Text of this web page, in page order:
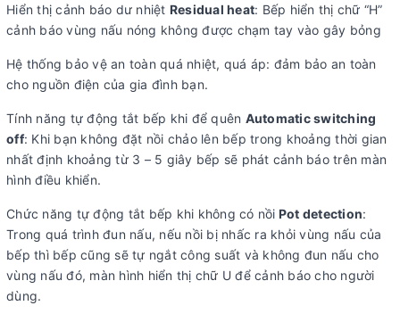
Hiển thị cảnh báo dư nhiệt Residual heat: Bếp hiển thị chữ “H”
cảnh báo vùng nấu nóng không được chạm tay vào gây bỏng
Hệ thống bảo vệ an toàn quá nhiệt, quá áp: đảm bảo an toàn
cho nguồn điện của gia đình bạn.
Tính năng tự động tắt bếp khi để quên Automatic switching
off: Khi bạn không đặt nồi chảo lên bếp trong khoảng thời gian
nhất định khoảng từ 3 – 5 giây bếp sẽ phát cảnh báo trên màn
hình điều khiển.
Chức năng tự động tắt bếp khi không có nồi Pot detection:
Trong quá trình đun nấu, nếu nồi bị nhấc ra khỏi vùng nấu của
bếp thì bếp cũng sẽ tự ngắt công suất và không đun nấu cho
vùng nấu đó, màn hình hiển thị chữ U để cảnh báo cho người
dùng.